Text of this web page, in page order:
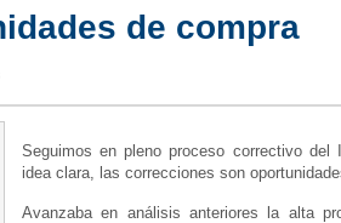
de compra
Seguimos en pleno proceso correctivo
idea clara, las correcciones son
Avanzaba en análisis anteriores la alta